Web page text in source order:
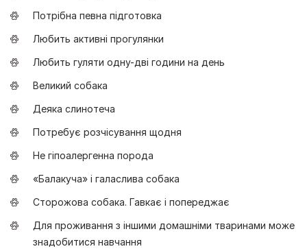
Потрібна певна підготовка
Любить активні прогулянки
Любить гуляти одну-дві години на день
Великий собака
Деяка слинотеча
Потребує розчісування щодня
Не гіпоалергенна порода
«Балакуча» і галаслива собака
Сторожова собака. Гавкає і попереджає
Для проживання з іншими домашніми тваринами може
знадобитися навчання